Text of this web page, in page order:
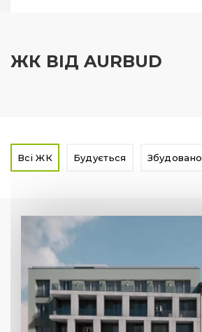
ЖК ВІД AURBUD
Всі ЖК Будується Збудовано